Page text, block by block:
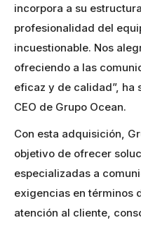
incorpora a su
profesionalidad del
incuestionable. Nos
ofreciendo a las
eficaz y de calidad”, ha
CEO de Grupo Ocean.
Con esta adquisición,
objetivo de ofrecer
especializadas a
exigencias en términos
atención al cliente,